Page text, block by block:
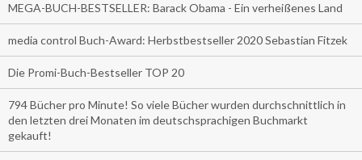
MEGA-BUCH-BESTSELLER: Barack Obama - Ein verheißenes Land
media control Buch-Award: Herbstbestseller 2020 Sebastian Fitzek
Die Promi-Buch-Bestseller TOP 20
794 Bücher pro Minute! So viele Bücher wurden durchschnittlich in
den letzten drei Monaten im deutschsprachigen Buchmarkt
gekauft!